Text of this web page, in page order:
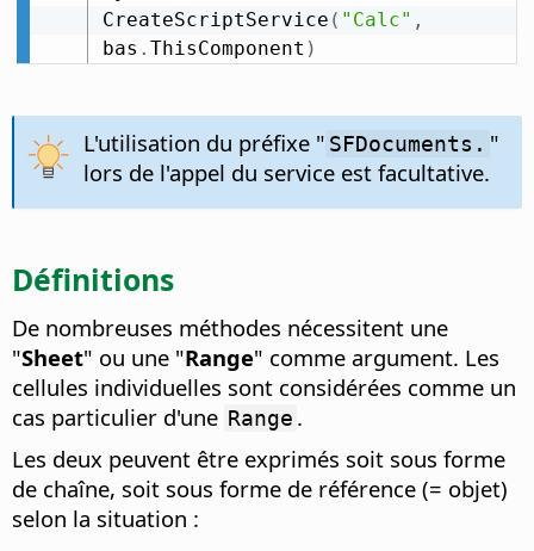
CreateScriptService ( "Calc" ,
bas . ThisComponent )
L'utilisation du préfixe " SFDocuments. "
lors de l'appel du service est facultative.
Définitions
De nombreuses méthodes nécessitent une
"Sheet" ou une "Range" comme argument. Les
cellules individuelles sont considérées comme un
cas particulier d'une Range .
Les deux peuvent être exprimés soit sous forme
de chaîne, soit sous forme de référence (= objet)
selon la situation :